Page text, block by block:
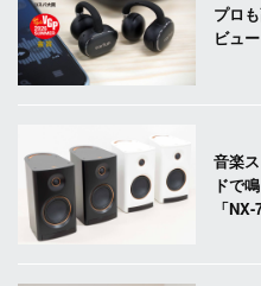
プロ
ビュ
音楽
ドで
「